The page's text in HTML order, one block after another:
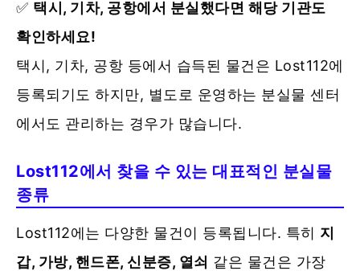
✅ 택시, 기차, 공항에서 분실했다면 해당 기관도
확인하세요!
택시, 기차, 공항 등에서 습득된 물건은 Lost112에
등록되기도 하지만, 별도로 운영하는 분실물 센터
에서도 관리하는 경우가 많습니다.
Lost112에서 찾을 수 있는 대표적인 분실물
종류
Lost112에는 다양한 물건이 등록됩니다. 특히 지
갑, 가방, 핸드폰, 신분증, 열쇠 같은 물건은 가장